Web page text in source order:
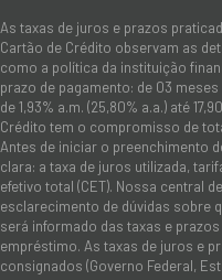
As taxas de juros e prazos
Cartão de Crédito observam as
como a política da instituição
prazo de pagamento: de 03
de 1,93% a.m. (25,80% a.a.) até
Crédito tem o compromisso de
Antes de iniciar o preenchimento
clara: a taxa de juros utilizada,
efetivo total (CET). Nossa central
esclarecimento de dúvidas sobre
será informado das taxas e
empréstimo. As taxas de juros e
consignados (Governo Federal,